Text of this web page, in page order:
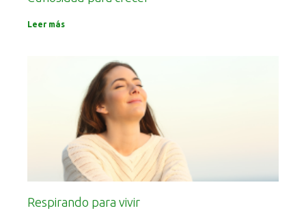
Leer más
Respirando para vivir